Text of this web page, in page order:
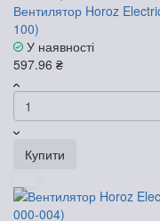
Вентилятор Horoz
100)
У наявності
597.96 ₴
Купити